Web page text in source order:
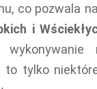
co pozwala
i
to tylko